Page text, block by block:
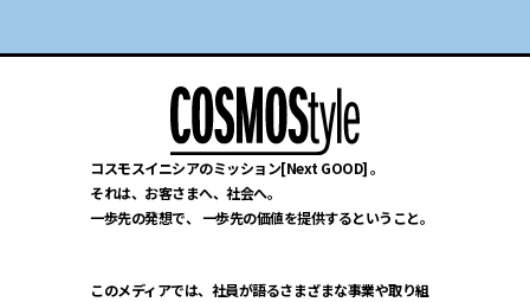
コスモスイニシアのミッション[Next GOOD] 。
それは、お客さまへ、社会へ。
一歩先の発想で、 一歩先の価値を提供するということ。
このメディアでは、社員が語るさまざまな事業や取り組